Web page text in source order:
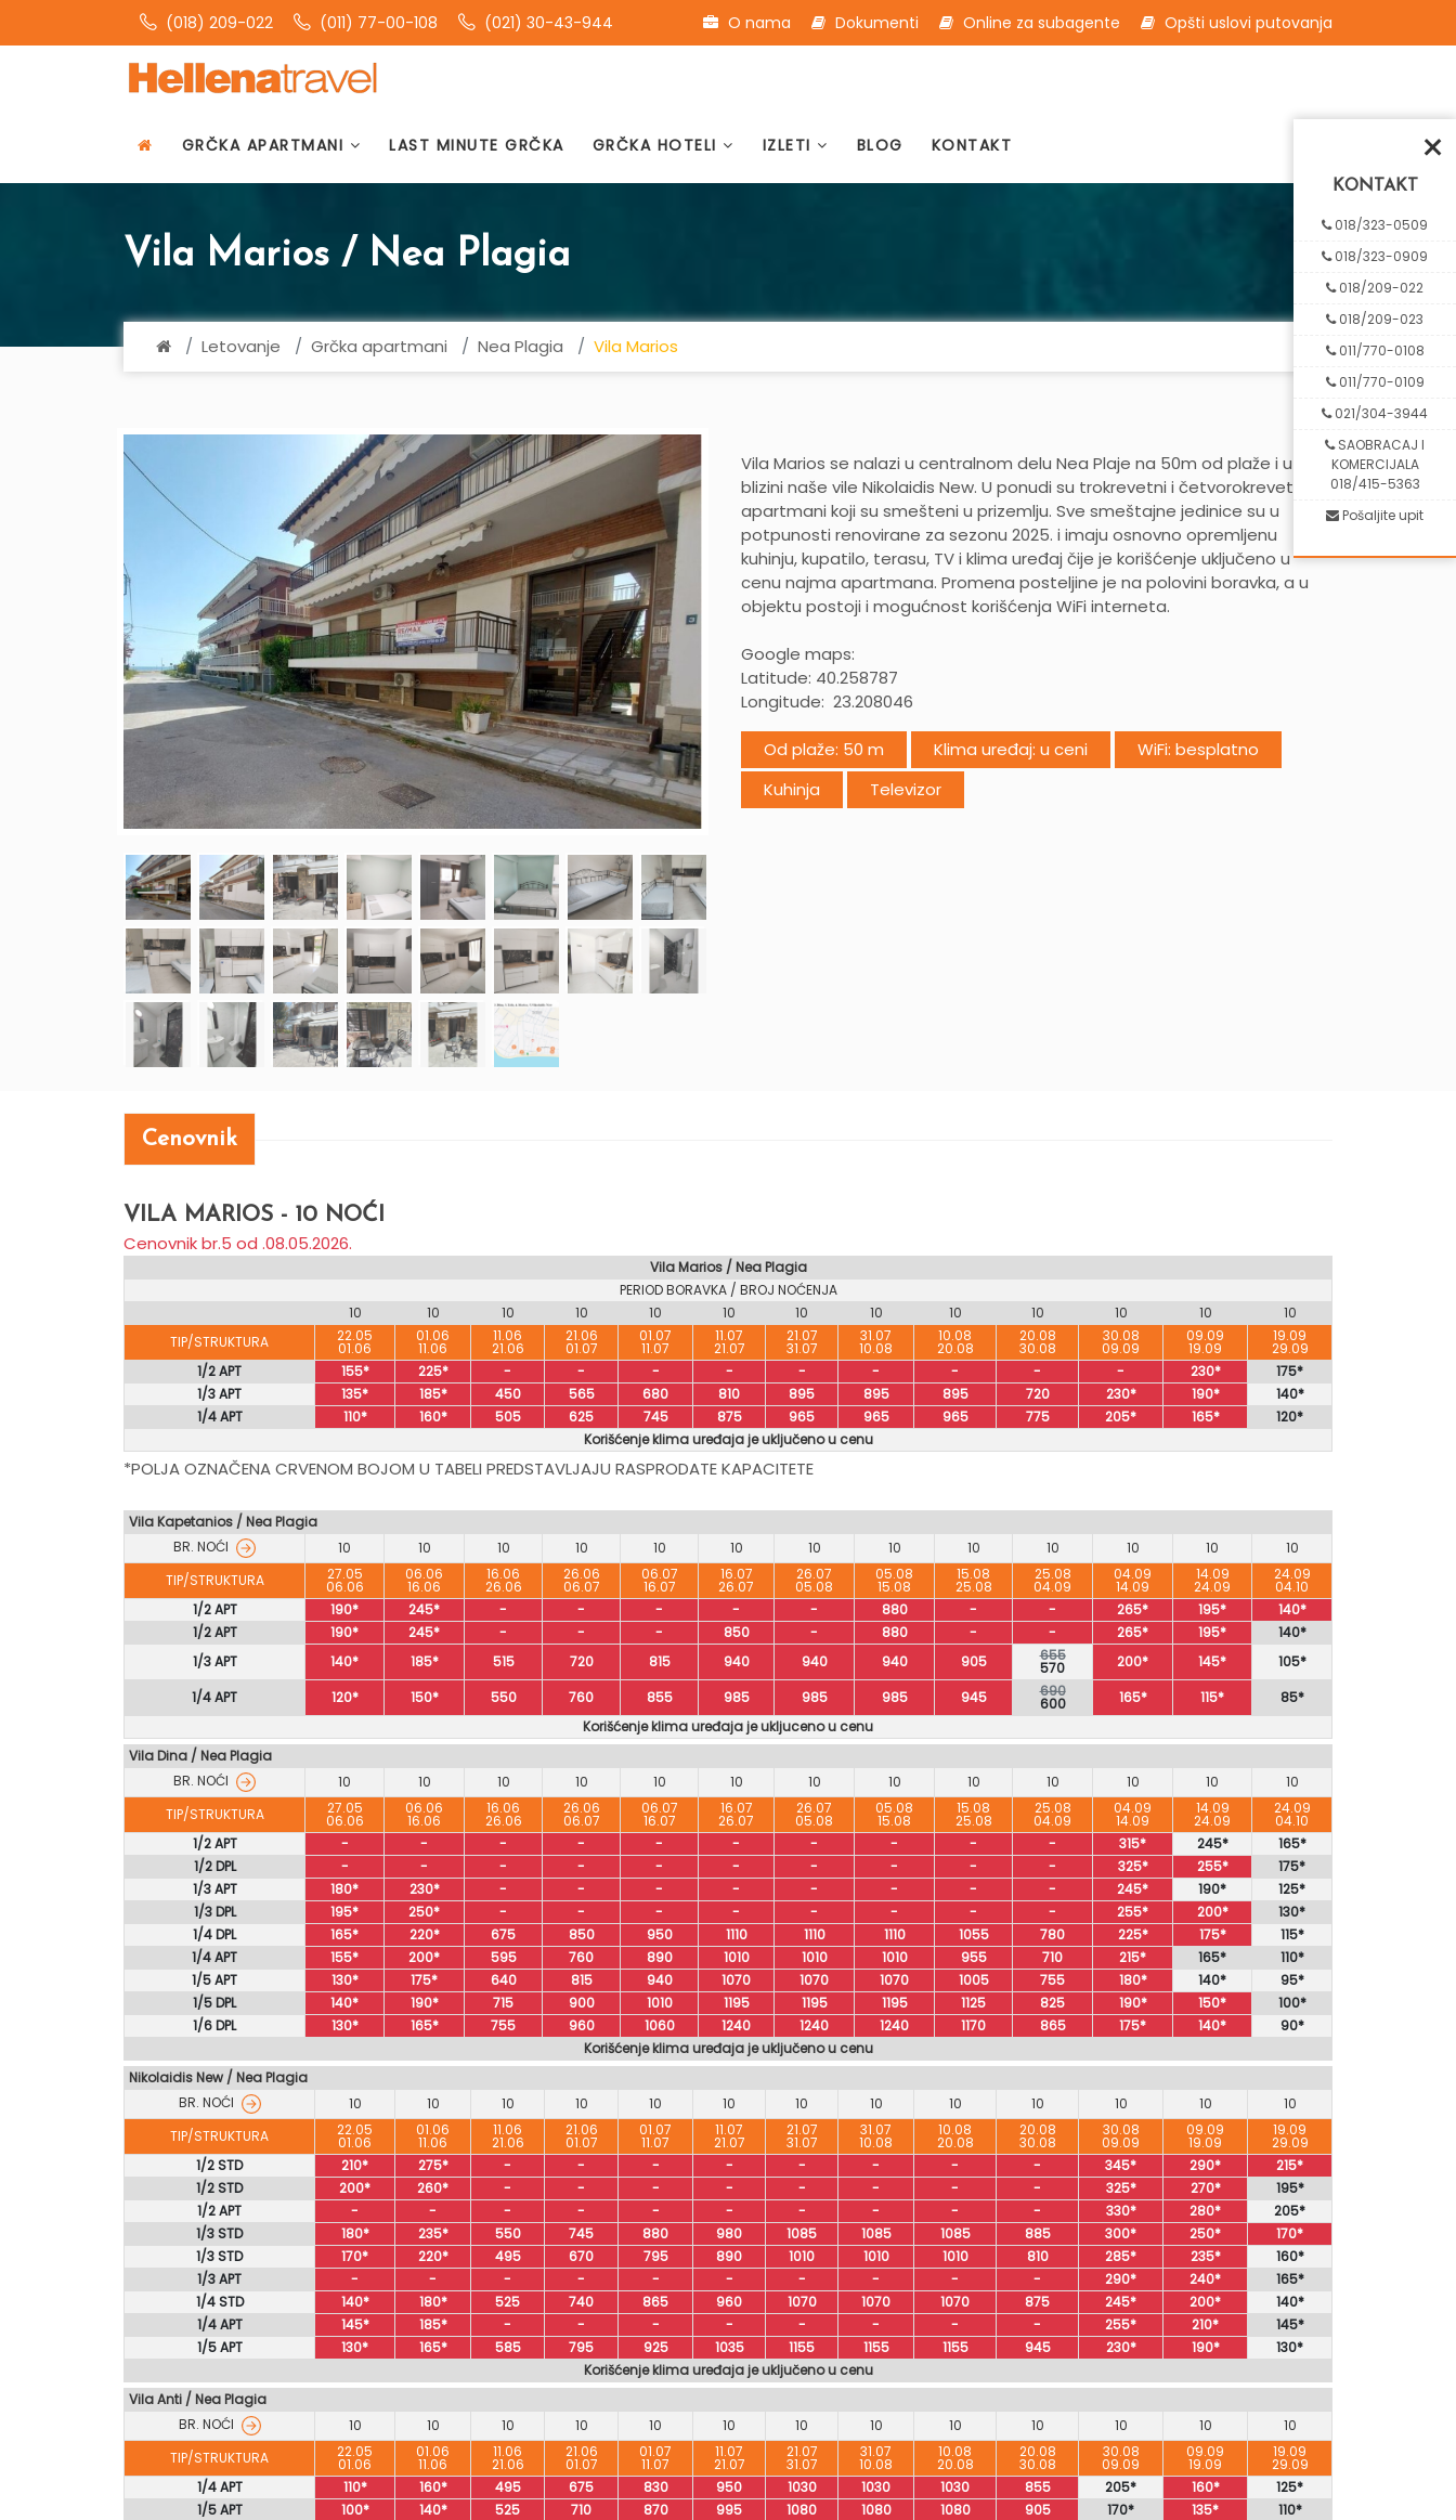
(018) 209-022 (011) 77-00-108 (021) 30-43-944 O nama Dokumenti Online za subagente Opšti uslovi putovanja
GRČKA APARTMANI LAST MINUTE GRČKA GRČKA HOTELI IZLETI BLOG KONTAKT
Vila Marios / Nea Plagia
Letovanje Grčka apartmani Nea Plagia Vila Marios
Vila Marios se nalazi u centralnom delu Nea Plaje na 50m od plaže i u
blizini naše vile Nikolaidis New. U ponudi su trokrevetni i četvorokrevetni
apartmani koji su smešteni u prizemlju. Sve smeštajne jedinice su u
potpunosti renovirane za sezonu 2025. i imaju osnovno opremljenu
kuhinju, kupatilo, terasu, TV i klima uređaj čije je korišćenje uključeno u
cenu najma apartmana. Promena posteljine je na polovini boravka, a u
objektu postoji i mogućnost korišćenja WiFi interneta.
Google maps:
Latitude: 40.258787
Longitude: 23.208046
Od plaže: 50 m Klima uređaj: u ceni
WiFi: besplatno
Kuhinja
Televizor
Cenovnik
VILA MARIOS - 10 NOĆI
Cenovnik br.5 od .08.05.2026.
Vila Marios / Nea Plagia
PERIOD BORAVKA / BROJ NOĆENJA
10
10 10 10 10 10 10 10 10 10 10 10
10
TIP/STRUKTURA
22.05
01.06
01.06
11.06
11.06
21.06
21.06
01.07
01.07
11.07
11.07
21.07
21.07
31.07
31.07
10.08
10.08
20.08
20.08
30.08
30.08
09.09
09.09
19.09
19.09
29.09
1/2 APT
155* 225* - - - - - - - - - 230*
175*
1/3 APT
135* 185* 450 565 680 810 895 895 895 720 230* 190*
140*
1/4 APT
110* 160* 505 625 745 875 965 965 965 775 205* 165*
120*
Korišćenje klima uređaja je uključeno u cenu
*POLJA OZNAČENA CRVENOM BOJOM U TABELI PREDSTAVLJAJU RASPRODATE KAPACITETE
Vila Kapetanios / Nea Plagia
BR. NOĆI
10 10 10 10 10 10 10 10 10 10 10 10
10
TIP/STRUKTURA
27.05
06.06
06.06
16.06
16.06
26.06
26.06
06.07
06.07
16.07
16.07
26.07
26.07
05.08
05.08
15.08
15.08
25.08
25.08
04.09
04.09
14.09
14.09
24.09
24.09
04.10
1/2 APT
190* 245* - - - - - 880 - - 265* 195*
140*
1/2 APT
190* 245* - - - 850 - 880 - - 265* 195*
140*
1/3 APT
140* 185* 515 720 815 940 940 940 905 655
570 200* 145*
105*
1/4 APT
120* 150* 550 760 855 985 985 985 945 690
600 165* 115*
85*
Korišćenje klima uređaja je ukljuceno u cenu
Vila Dina / Nea Plagia
BR. NOĆI
10 10 10 10 10 10 10 10 10 10 10 10
10
TIP/STRUKTURA
27.05
06.06
06.06
16.06
16.06
26.06
26.06
06.07
06.07
16.07
16.07
26.07
26.07
05.08
05.08
15.08
15.08
25.08
25.08
04.09
04.09
14.09
14.09
24.09
24.09
04.10
1/2 APT
- - - - - - - - - - 315* 245*
165*
1/2 DPL
- - - - - - - - - - 325* 255*
175*
1/3 APT
180* 230* - - - - - - - - 245* 190*
125*
1/3 DPL
195* 250* - - - - - - - - 255* 200*
130*
1/4 DPL
165* 220* 675 850 950 1110 1110 1110 1055 780 225* 175*
115*
1/4 APT
155* 200* 595 760 890 1010 1010 1010 955 710 215* 165*
110*
1/5 APT
130* 175* 640 815 940 1070 1070 1070 1005 755 180* 140*
95*
1/5 DPL
140* 190* 715 900 1010 1195 1195 1195 1125 825 190* 150*
100*
1/6 DPL
130* 165* 755 960 1060 1240 1240 1240 1170 865 175* 140*
90*
Korišćenje klima uređaja je uključeno u cenu
Nikolaidis New / Nea Plagia
BR. NOĆI
10 10 10 10 10 10 10 10 10 10 10 10
10
TIP/STRUKTURA
22.05
01.06
01.06
11.06
11.06
21.06
21.06
01.07
01.07
11.07
11.07
21.07
21.07
31.07
31.07
10.08
10.08
20.08
20.08
30.08
30.08
09.09
09.09
19.09
19.09
29.09
1/2 STD
210* 275* - - - - - - - - 345* 290*
215*
1/2 STD
200* 260* - - - - - - - - 325* 270*
195*
1/2 APT
- - - - - - - - - - 330* 280*
205*
1/3 STD
180* 235* 550 745 880 980 1085 1085 1085 885 300* 250*
170*
1/3 STD
170* 220* 495 670 795 890 1010 1010 1010 810 285* 235*
160*
1/3 APT
- - - - - - - - - - 290* 240*
165*
1/4 STD
140* 180* 525 740 865 960 1070 1070 1070 875 245* 200*
140*
1/4 APT
145* 185* - - - - - - - - 255* 210*
145*
1/5 APT
130* 165* 585 795 925 1035 1155 1155 1155 945 230* 190*
130*
Korišćenje klima uređaja je uključeno u cenu
Vila Anti / Nea Plagia
BR. NOĆI
10 10 10 10 10 10 10 10 10 10 10 10
10
TIP/STRUKTURA
22.05
01.06
01.06
11.06
11.06
21.06
21.06
01.07
01.07
11.07
11.07
21.07
21.07
31.07
31.07
10.08
10.08
20.08
20.08
30.08
30.08
09.09
09.09
19.09
19.09
29.09
1/4 APT
110* 160* 495 675 830 950 1030 1030 1030 855 205* 160*
125*
1/5 APT
100* 140* 525 710 870 995 1080 1080 1080 905 170* 135*
110*
×
KONTAKT
018/323-0509
018/323-0909
018/209-022
018/209-023
011/770-0108
011/770-0109
021/304-3944
SAOBRACAJ I
KOMERCIJALA
018/415-5363
Pošaljite upit